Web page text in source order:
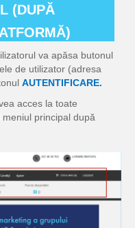
(DUPĂ
va apăsa butonul
de utilizator (adresa
AUTENTIFICARE.
acces la toate
principal după